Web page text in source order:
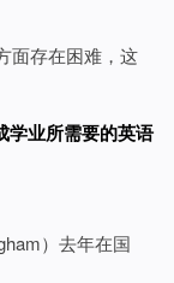
面存在困难，这
学业所需要的英语
）去年在国